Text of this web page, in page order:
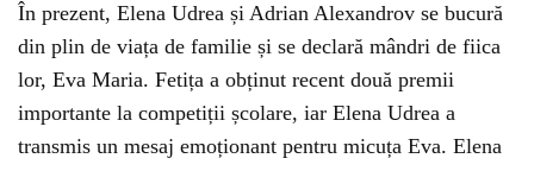
În prezent, Elena Udrea și Adrian Alexandrov se bucură
din plin de viața de familie și se declară mândri de fiica
lor, Eva Maria. Fetița a obținut recent două premii
importante la competiții școlare, iar Elena Udrea a
transmis un mesaj emoționant pentru micuța Eva. Elena